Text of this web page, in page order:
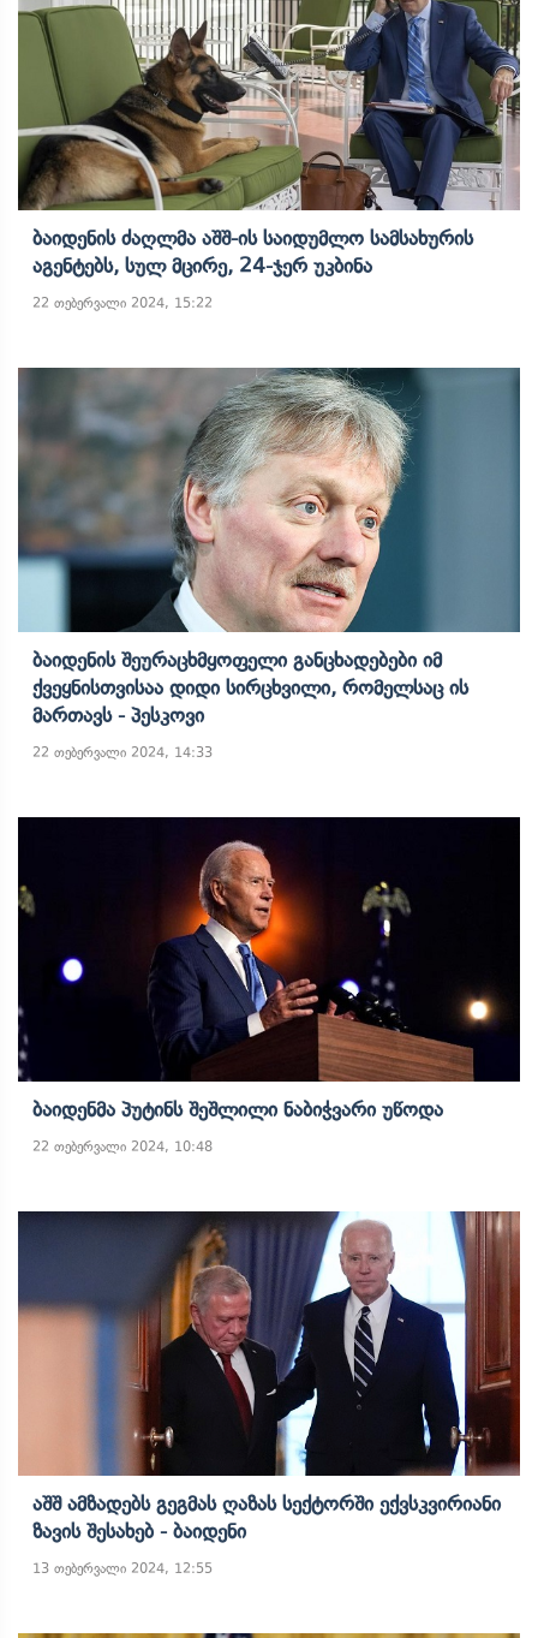
Ბაიდენის Ძაღლმა Აშშ-Ის Საიდუმლო Სამსახურის
Აგენტებს, Სულ Მცირე, 24-Ჯერ Უკბინა
22 თებერვალი 2024, 15:22
Ბაიდენის Შეურაცხმყოფელი Განცხადებები Იმ
Ქვეყნისთვისაა Დიდი Სირცხვილი, Რომელსაც Ის
Მართავს - Პესკოვი
22 თებერვალი 2024, 14:33
Ბაიდენმა Პუტინს Შეშლილი Ნაბიჭვარი Უწოდა
22 თებერვალი 2024, 10:48
Აშშ Ამზადებს Გეგმას Ღაზას Სექტორში Ექვსკვირიანი
Ზავის Შესახებ - Ბაიდენი
13 თებერვალი 2024, 12:55